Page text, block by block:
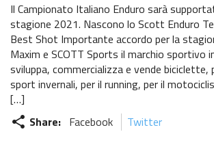
Il Campionato Italiano Enduro sarà
stagione 2021. Nascono lo Scott Enduro
Best Shot Importante accordo per la
Maxim e SCOTT Sports il marchio sportivo
sviluppa, commercializza e vende
sport invernali, per il running, per il
[…]
share Share: Facebook Twitter